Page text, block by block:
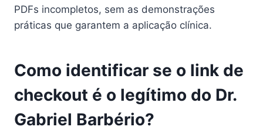
PDFs incompletos, sem as demonstrações
práticas que garantem a aplicação clínica.
Como identificar se o link de
checkout é o legítimo do Dr.
Gabriel Barbério?